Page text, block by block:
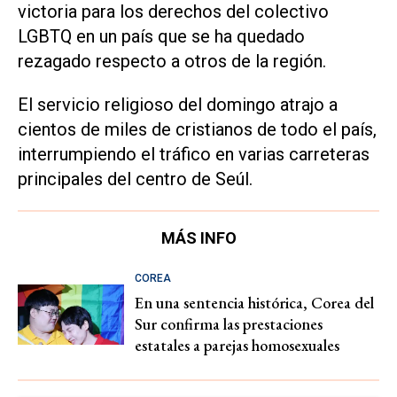
victoria para los derechos del colectivo
LGBTQ en un país que se ha quedado
rezagado respecto a otros de la región.
El servicio religioso del domingo atrajo a
cientos de miles de cristianos de todo el país,
interrumpiendo el tráfico en varias carreteras
principales del centro de Seúl.
MÁS INFO
COREA
En una sentencia histórica, Corea del
Sur confirma las prestaciones
estatales a parejas homosexuales